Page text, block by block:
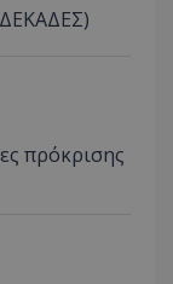
πρόκρισης